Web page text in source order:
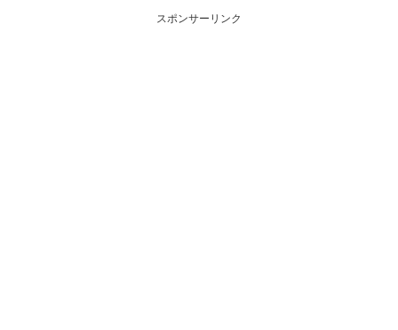
スポンサーリンク